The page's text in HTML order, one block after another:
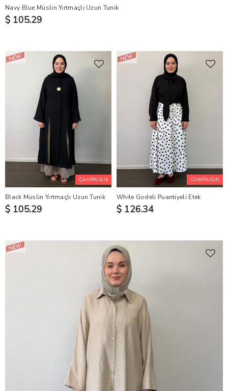
Navy Blue Müslin Yırtmaçlı Uzun Tunik
$ 105.29
CAMPAIGN
Black Müslin Yırtmaçlı Uzun Tunik
$ 105.29
CAMPAIGN
White Godeli Puantiyeli Etek
$ 126.34